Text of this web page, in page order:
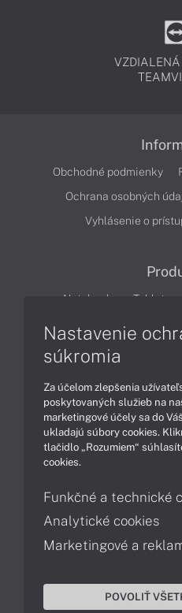
VZDIALENÁ
Obchodné podmienky
Ochrana osobných
Vyhlásenie o
Notebooky Tablety
Podpora a servis
043 4224 771
Nastavenie
súkromia
Za účelom zlepšenia
poskytovaných služieb na
marketingové účely sa do
ukladajú súbory cookies.
tlačidlo „Rozumiem“
cookies.
Funkčné a technické
Analytické cookies
Marketingové a
POVOLIŤ